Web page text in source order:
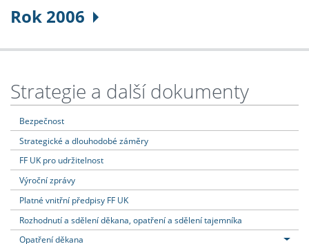
Rok 2006
Strategie a další dokumenty
Bezpečnost
Strategické a dlouhodobé záměry
FF UK pro udržitelnost
Výroční zprávy
Platné vnitřní předpisy FF UK
Rozhodnutí a sdělení děkana, opatření a sdělení tajemníka
Opatření děkana